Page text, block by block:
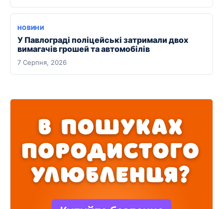
НОВИНИ
У Павлограді поліцейські затримали двох
вимагачів грошей та автомобілів
7 Серпня, 2026